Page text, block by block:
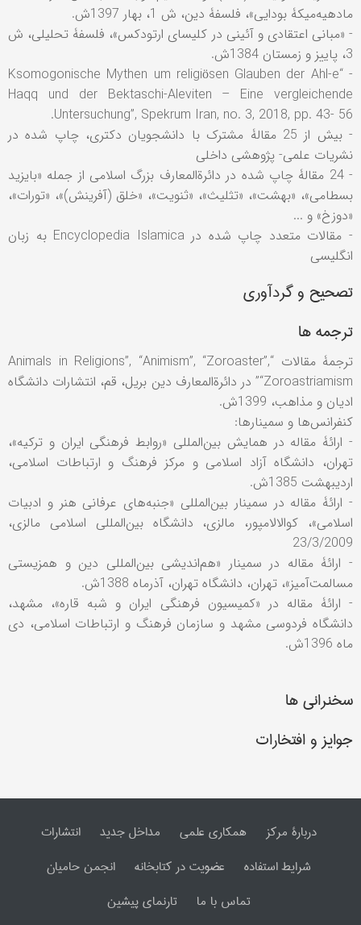
مادهیه‌میکۀ بودایی»، فلسفۀ دین، ش 1، بهار 1397ش.
- «مبانی اعتقادی و آئینی در کلیسای ارتودکس»، فلسفۀ تحلیلی، ش
3، پاییز و زمستان 1384ش.
- “Ksomogonische Mythen um religiösen Glauben der Ahl-e
Haqq und der Bektaschi-Aleviten – Eine vergleichende
Untersuchung”, Spekrum Iran, no. 3, 2018, pp. 43- 56.
- بیش از 25 مقالۀ مشترک با دانشجویان دکتری، چاپ شده در
نشریات علمی- پژوهشی داخلی
- 24 مقالۀ چاپ شده در دائرةالمعارف بزرگ اسلامی از جمله «بایزید
بسطامی»، «بهشت»، «تثلیث»، «ثنویت»، «خلق (آفرینش)»، «تورات»،
«دوزخ» و ...
- مقالات متعدد چاپ شده در Encyclopedia Islamica به زبان
انگلیسی
تصحیح و گردآوری
ترجمه ها
ترجمۀ مقالات “Animals in Religions”, “Animism”, “Zoroaster”,
“Zoroastriamism” در دائرةالمعارف دین بریل، قم، انتشارات دانشگاه
ادیان و مذاهب، 1399ش.
کنفرانس‌ها و سمینارها:
- ارائۀ مقاله در همایش بین‌المللی «روابط فرهنگی ایران و ترکیه»،
تهران، دانشگاه آزاد اسلامی و مرکز فرهنگ و ارتباطات اسلامی،
اردیبهشت 1385ش.
- ارائۀ مقاله در سمینار بین‌المللی «جنبه‌های عرفانی هنر و ادبیات
اسلامی»، کوالالامپور، مالزی، دانشگاه بین‌المللی اسلامی مالزی،
23/3/2009
- ارائۀ مقاله در سمینار «هم‌اندیشی بین‌المللی دین و همزیستی
مسالمت‌آمیز»، تهران، دانشگاه تهران، آذرماه 1388ش.
- ارائۀ مقاله در «کمیسیون فرهنگی ایران و شبه قاره»، مشهد،
دانشگاه فردوسی مشهد و سازمان فرهنگ و ارتباطات اسلامی، دی
ماه 1396ش.
سخنرانی ها
جوایز و افتخارات
دربارۀ مرکز همکاری علمی مداخل جدید
انتشارات
شرایط استفاده
عضویت در کتابخانه
انجمن حامیان
تماس با ما
تارنمای پیشین